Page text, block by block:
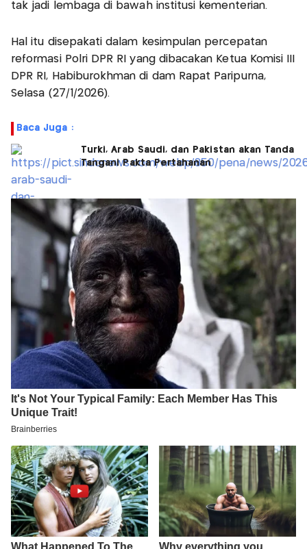
tak jadi lembaga di bawah institusi kementerian.
Hal itu disepakati dalam kesimpulan percepatan
reformasi Polri DPR RI yang dibacakan Ketua Komisi III
DPR RI, Habiburokhman di dam Rapat Paripurna,
Selasa (27/1/2026).
Baca Juga :
Turki, Arab Saudi, dan Pakistan akan Tanda
Tangani Pakta Pertahanan